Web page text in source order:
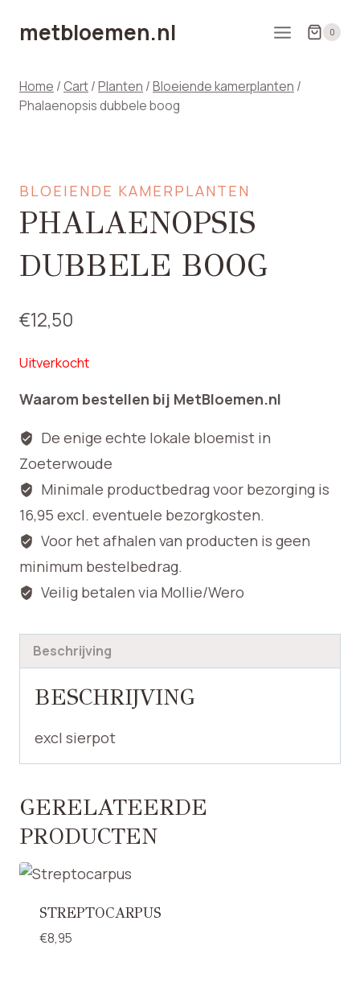
naarmetbloemen.nl 0
Home / Cart/Planten /Bloeiende kamerplanten /
Phalaenopsis dubbele boog
BLOEIENDE KAMERPLANTEN
PHALAENOPSIS
DUBBELE BOOG
€12,50
Uitverkocht
Waarom bestellen bij MetBloemen.nl
De enige echte lokale bloemist in
Zoeterwoude
Minimale productbedrag voor bezorging is
16,95 excl. eventuele bezorgkosten.
Voor het afhalen van producten is geen
minimum bestelbedrag.
Veilig betalen via Mollie/Wero
Beschrijving
BESCHRIJVING
excl sierpot
GERELATEERDE
PRODUCTEN
STREPTOCARPUS
€8,95